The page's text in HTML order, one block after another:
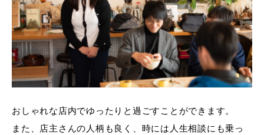
おしゃれな店内でゆったりと過ごすことができます。
また、店主さんの人柄も良く、時には人生相談にも乗っ